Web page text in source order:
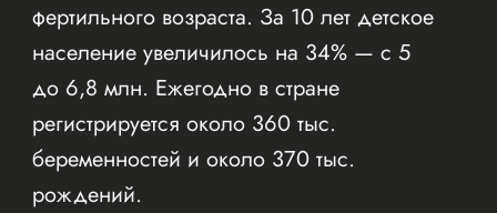
фертильного возраста. За 10 лет детское
население увеличилось на 34% — с 5
до 6,8 млн. Ежегодно в стране
регистрируется около 360 тыс.
беременностей и около 370 тыс.
рождений.